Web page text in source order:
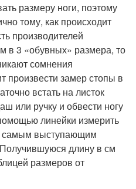
размеру ноги, поэтому
тому, как происходит
производителей
в 3 «обувных» размера, то
сомнения
произвести замер стопы в
встать на листок
или ручку и обвести ногу
линейки измерить
самым выступающим
длину в см
размеров от